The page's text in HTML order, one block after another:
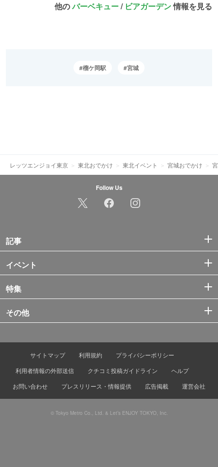
他のバーベキュー/ ビアガーデン情報を見る
榴ケ岡駅 宮城
レッツエンジョイ東京 東北おでかけ 東北イベント 宮城おでかけ
Follow Us
記事
イベント
特集
その他
サイトマップ 利用規約
プライバシーポリシー
利用者情報の外部送信
クチコミ投稿ガイドライン
ヘルプ
お問い合わせ
プレスリリース・情報提供 広告掲載 運営会社
© Tokyo Metro Co., Ltd. & Let’s ENJOY TOKYO, Inc.